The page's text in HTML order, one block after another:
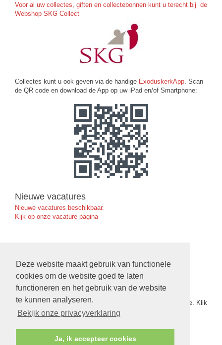
Deze website maakt gebruik van functionele
cookies om de website goed te laten
functioneren en het gebruik van de website
te kunnen analyseren.
Bekijk onze privacyverklaring
Ja, ik accepteer cookies
Voor al uw collectes, giften en collectebonnen kunt u terecht bij de
Webshop SKG Collect
Collectes kunt u ook geven via de handige ExoduskerkApp . Scan
de QR code en download de App op uw iPad en/of Smartphone:
Nieuwe vacatures
Nieuwe vacatures beschikbaar.
Kijk op onze vacature pagina
klik hier
Nieuwe Verbinding
De nieuwe verbinding nr. 5 van 2026 staat nu op onze website. Klik
opdeze linkom het te openen.